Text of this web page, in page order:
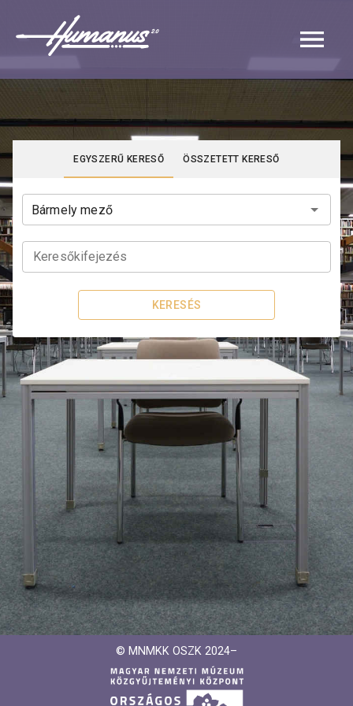
EGYSZERŰ KERESŐ ÖSSZETETT KERESŐ
Keresőkifejezés
KERESÉS
© MNMKK OSZK 2024–